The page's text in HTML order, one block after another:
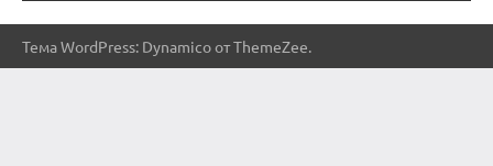
Тема WordPress: Dynamico от ThemeZee.